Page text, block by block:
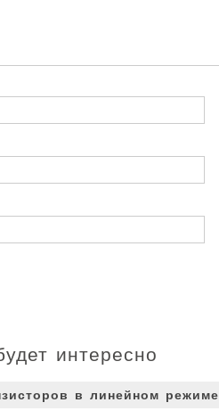
интересно
в линейном режиме